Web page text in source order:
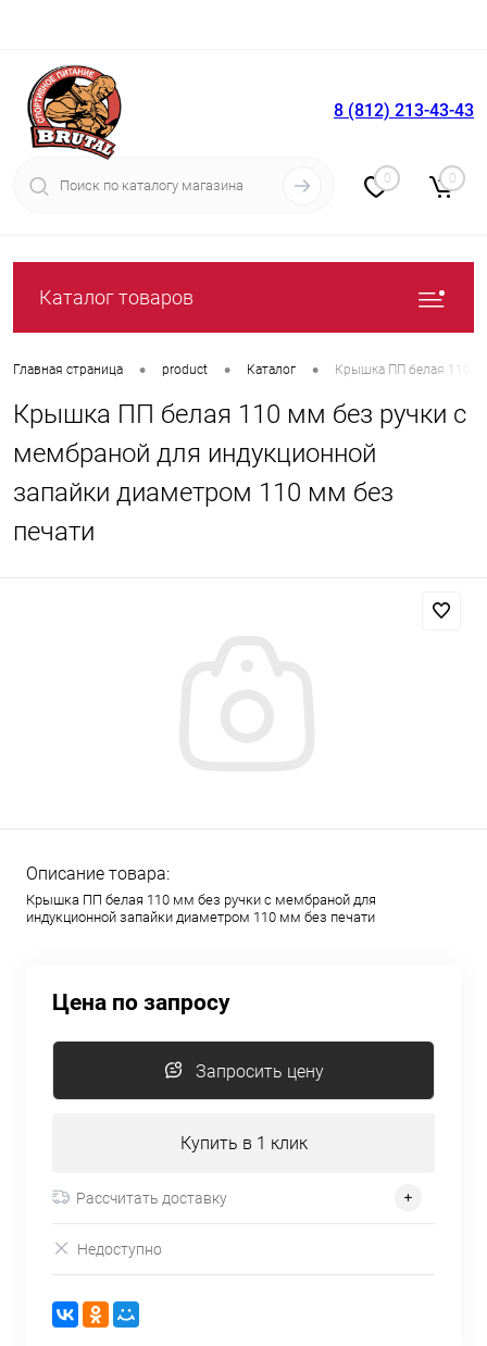
Вход Регистрация
8 (812) 213-43-43
0 0
Каталог товаров
Главная страница • product • Каталог • Крышка ПП белая 110
Крышка ПП белая 110 мм без ручки с
мембраной для индукционной
запайки диаметром 110 мм без
печати
Описание товара:
Крышка ПП белая 110 мм без ручки с мембраной для
индукционной запайки диаметром 110 мм без печати
Цена по запросу
Запросить цену
Купить в 1 клик
Рассчитать доставку
Недоступно